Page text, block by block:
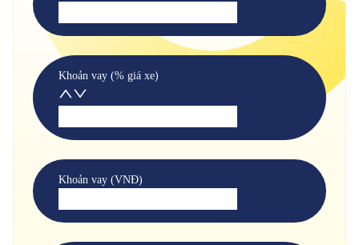
Khoản vay (% giá xe)
Khoản vay (VNĐ)